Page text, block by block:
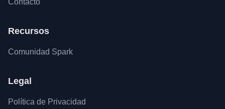
Contacto
Recursos
Comunidad Spark
Legal
Política de Privacidad